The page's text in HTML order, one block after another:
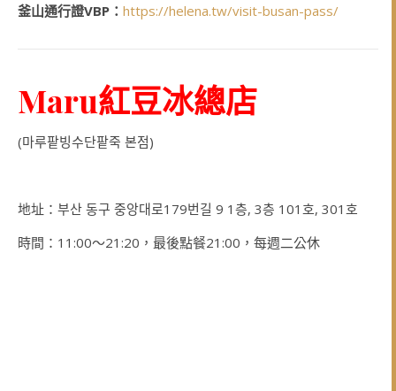
釜山通行證VBP： https://helena.tw/visit-busan-pass/
Maru紅豆冰總店
(마루팥빙수단팥죽 본점)
地址：부산 동구 중앙대로179번길 9 1층, 3층 101호, 301호
時間：11:00～21:20，最後點餐21:00，每週二公休